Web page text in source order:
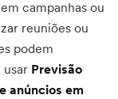
campanhas ou
reuniões ou
podem
usar Previsão
anúncios em